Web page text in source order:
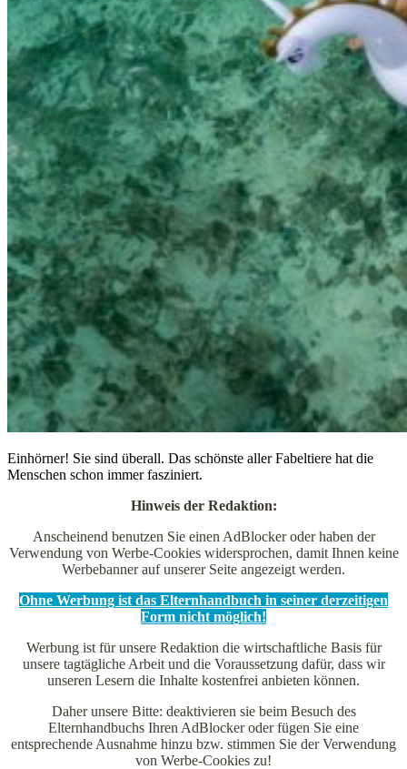
Einhörner! Sie sind überall. Das schönste aller Fabeltiere hat die
Menschen schon immer fasziniert.
Hinweis der Redaktion:
Anscheinend benutzen Sie einen AdBlocker oder haben der
Verwendung von Werbe-Cookies widersprochen, damit Ihnen keine
Werbebanner auf unserer Seite angezeigt werden.
Ohne Werbung ist das Elternhandbuch in seiner derzeitigen
Form nicht möglich!
Werbung ist für unsere Redaktion die wirtschaftliche Basis für
unsere tagtägliche Arbeit und die Voraussetzung dafür, dass wir
unseren Lesern die Inhalte kostenfrei anbieten können.
Daher unsere Bitte: deaktivieren sie beim Besuch des
Elternhandbuchs Ihren AdBlocker oder fügen Sie eine
entsprechende Ausnahme hinzu bzw. stimmen Sie der Verwendung
von Werbe-Cookies zu!